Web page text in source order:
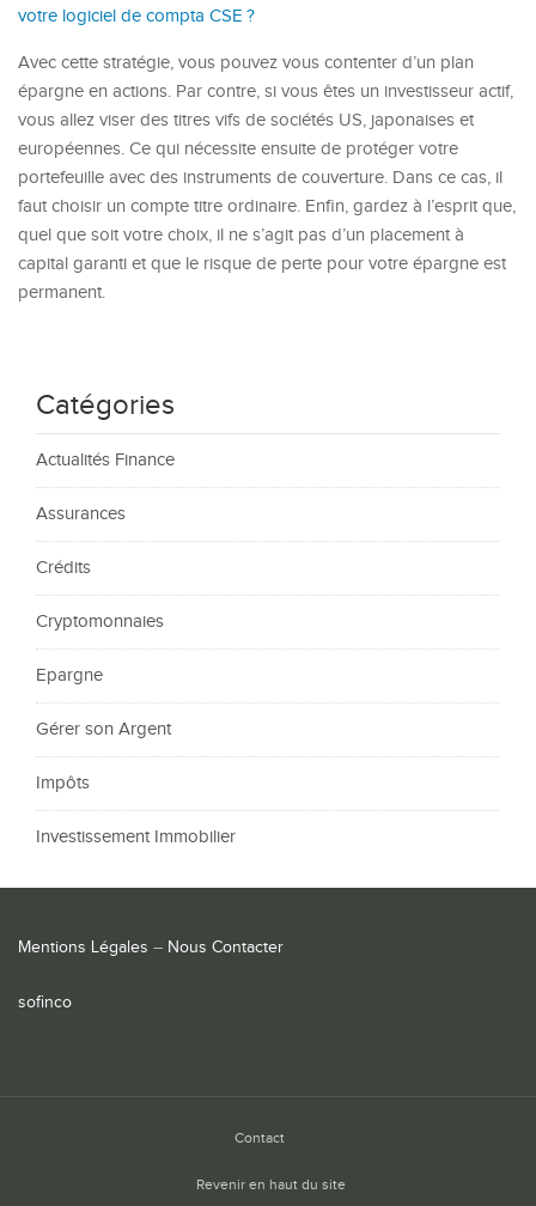
votre logiciel de compta CSE ?
Avec cette stratégie, vous pouvez vous contenter d’un plan
épargne en actions. Par contre, si vous êtes un investisseur actif,
vous allez viser des titres vifs de sociétés US, japonaises et
européennes. Ce qui nécessite ensuite de protéger votre
portefeuille avec des instruments de couverture. Dans ce cas, il
faut choisir un compte titre ordinaire. Enfin, gardez à l’esprit que,
quel que soit votre choix, il ne s’agit pas d’un placement à
capital garanti et que le risque de perte pour votre épargne est
permanent.
Catégories
Actualités Finance
Assurances
Crédits
Cryptomonnaies
Epargne
Gérer son Argent
Impôts
Investissement Immobilier
Mentions Légales – Nous Contacter
sofinco
Contact
Revenir en haut du site